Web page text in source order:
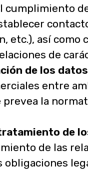
cumplimiento
etc.), así
de
de los
entre
la
de
de las